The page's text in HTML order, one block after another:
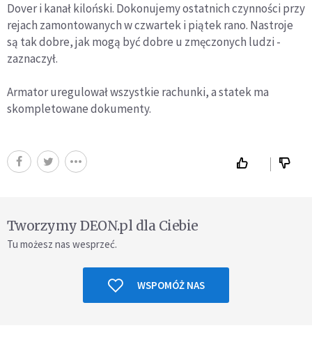
Dover i kanał kiloński. Dokonujemy ostatnich czynności przy
rejach zamontowanych w czwartek i piątek rano. Nastroje
są tak dobre, jak mogą być dobre u zmęczonych ludzi -
zaznaczył.
Armator uregulował wszystkie rachunki, a statek ma
skompletowane dokumenty.
Tworzymy DEON.pl dla Ciebie
Tu możesz nas wesprzeć.
WSPOMÓŻ NAS